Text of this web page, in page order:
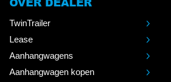
TwinTrailer
Lease
Aanhangwagens
Aanhangwagen kopen